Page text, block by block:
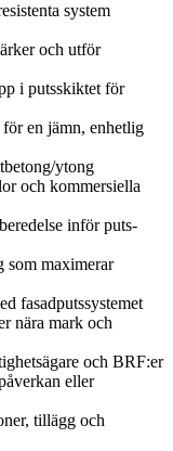
system
och utför
i putsskiktet för
en jämn, enhetlig
ytong
och kommersiella
inför puts-
som maximerar
fasadputssystemet
nära mark och
och BRF:er
eller
tillägg och